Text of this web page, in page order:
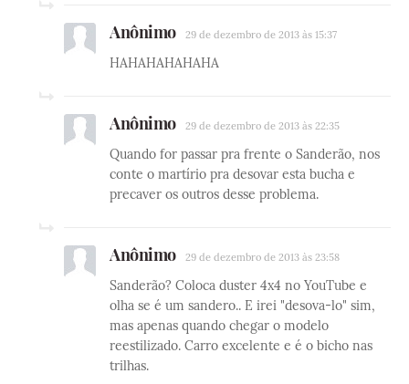
Anônimo 29 de dezembro de 2013 às 15:37
HAHAHAHAHAHA
Anônimo 29 de dezembro de 2013 às 22:35
Quando for passar pra frente o Sanderão, nos
conte o martírio pra desovar esta bucha e
precaver os outros desse problema.
Anônimo 29 de dezembro de 2013 às 23:58
Sanderão? Coloca duster 4x4 no YouTube e
olha se é um sandero.. E irei "desova-lo" sim,
mas apenas quando chegar o modelo
reestilizado. Carro excelente e é o bicho nas
trilhas.